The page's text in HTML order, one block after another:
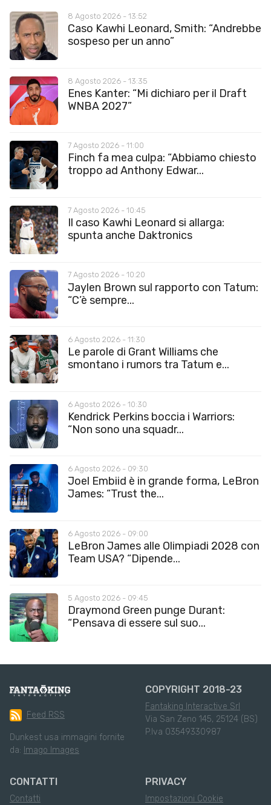
8 Agosto 2026 - 13:52
Caso Kawhi Leonard, Smith: “Andrebbe
sospeso per un anno”
8 Agosto 2026 - 13:35
Enes Kanter: “Mi dichiaro per il Draft
WNBA 2027”
7 Agosto 2026 - 11:00
Finch fa mea culpa: “Abbiamo chiesto
troppo ad Anthony Edwar...
7 Agosto 2026 - 10:45
Il caso Kawhi Leonard si allarga:
spunta anche Daktronics
7 Agosto 2026 - 10:20
Jaylen Brown sul rapporto con Tatum:
“C’è sempre...
6 Agosto 2026 - 11:30
Le parole di Grant Williams che
smontano i rumors tra Tatum e...
6 Agosto 2026 - 10:30
Kendrick Perkins boccia i Warriors:
“Non sono una squadr...
6 Agosto 2026 - 09:30
Joel Embiid è in grande forma, LeBron
James: “Trust the...
6 Agosto 2026 - 09:00
LeBron James alle Olimpiadi 2028 con
Team USA? “Dipende...
5 Agosto 2026 - 09:45
Draymond Green punge Durant:
“Pensava di essere sul suo...
Feed RSS
Dunkest usa immagini fornite
da: Imago Images
COPYRIGHT 2018-23
Fantaking Interactive Srl
Via San Zeno 145, 25124 (BS)
P.Iva 03549330987
CONTATTI
Contatti
PRIVACY
Impostazioni Cookie